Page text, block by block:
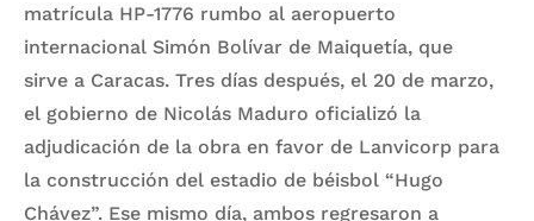
matrícula HP-1776 rumbo al aeropuerto
internacional Simón Bolívar de Maiquetía, que
sirve a Caracas. Tres días después, el 20 de marzo,
el gobierno de Nicolás Maduro oficializó la
adjudicación de la obra en favor de Lanvicorp para
la construcción del estadio de béisbol “Hugo
Chávez”. Ese mismo día, ambos regresaron a